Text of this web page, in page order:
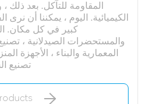
المقاومة للتآكل. بعد
الكيميائية. اليوم ، يمكننا أن نرى
كبير في كل مكان.
والمستحضرات الصيدلانية ،
المعمارية والبناء ، الأجهزة
تصنيع